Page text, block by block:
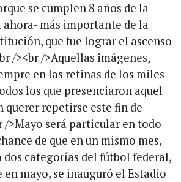
se cumplen 8 años de la
ahora- más importante de la
que fue lograr el ascenso
/><br />Aquellas imágenes,
en las retinas de los miles
los que presenciaron aquel
querer repetirse este fin de
/>Mayo será particular en todo
de que en un mismo mes,
dos categorías del fútbol federal,
en mayo, se inauguró el Estadio